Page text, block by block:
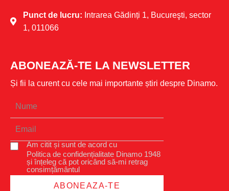
Punct de lucru: Intrarea Gădinți 1, Bucureşti, sector
1, 011066
ABONEAZĂ-TE LA NEWSLETTER
Și fii la curent cu cele mai importante știri despre Dinamo.
Am citit și sunt de acord cu
Politica de confidențialitate Dinamo 1948
și înțeleg că pot oricând să-mi retrag
consimțământul
ABONEAZA-TE